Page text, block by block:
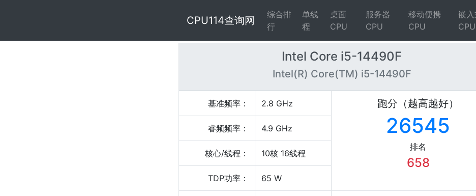
CPU114查询网
综合排
行
单线
程
桌面
CPU
服务器
CPU
移动便携
CPU
嵌
CPU
Intel Core i5-14490F
Intel(R) Core(TM) i5-14490F
基准频率： 2.8 GHz 跑分（越高越好）
26545
排名
658
睿频频率： 4.9 GHz
核心/线程： 10核 16线程
TDP功率： 65 W